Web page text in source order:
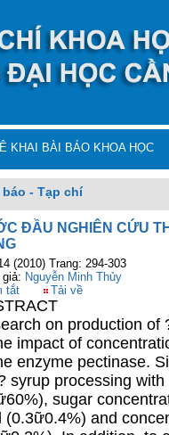
KHAI BÀI BÁO KHOA HỌC
báo - Tạp chí
ĐẦU NGHIÊN CỨU
(2010) Trang: 294-303
Nguyễn Minh Thủy
tắt
Tải về
on production of
impact of
enzyme pectinase.
syrup processing
sugar
(0.3ữ0.4%) and